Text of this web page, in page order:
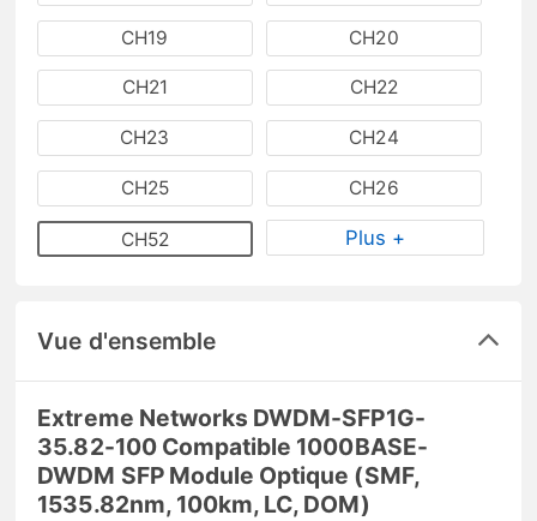
CH19 CH20
CH21 CH22
CH23 CH24
CH25 CH26
CH52 Plus +
Vue d'ensemble
Extreme Networks DWDM-SFP1G-
35.82-100 Compatible 1000BASE-
DWDM SFP Module Optique (SMF,
1535.82nm, 100km, LC, DOM)